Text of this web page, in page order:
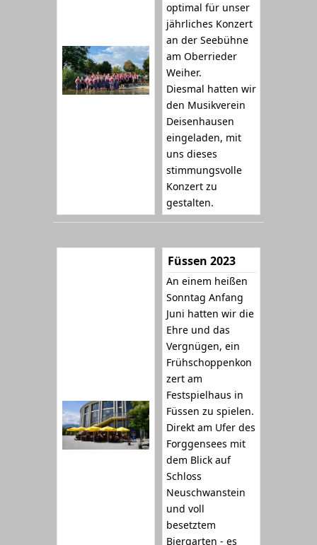
optimal für unser
jährliches Konzert
an der Seebühne
am Oberrieder
Weiher.
Diesmal hatten wir
den Musikverein
Deisenhausen
eingeladen, mit
uns dieses
stimmungsvolle
Konzert zu
gestalten.
Füssen 2023
An einem heißen
Sonntag Anfang
Juni hatten wir die
Ehre und das
Vergnügen, ein
Frühschoppenkon
zert am
Festspielhaus in
Füssen zu spielen.
Direkt am Ufer des
Forggensees mit
dem Blick auf
Schloss
Neuschwanstein
und voll
besetztem
Biergarten - es